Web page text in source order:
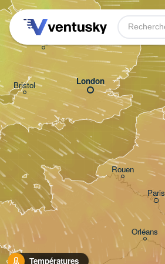
Températures
London
Bristol
Nantes
Rouen
Paris
Orléans